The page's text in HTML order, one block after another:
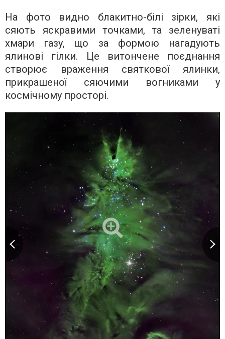
На фото видно блакитно-білі зірки, які
сяють яскравими точками, та зеленуваті
хмари газу, що за формою нагадують
ялинові гілки. Це витончене поєднання
створює враження святкової ялинки,
прикрашеної сяючими вогниками у
космічному просторі.